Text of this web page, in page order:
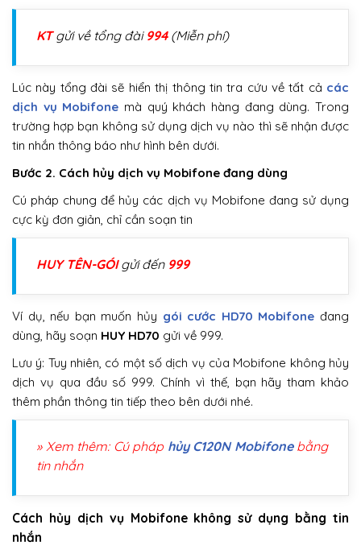
KTgửi về tổng đài 994(Miễn phí)
Lúc này tổng đài sẽ hiển thị thông tin tra cứu về tất cả các
dịch vụ Mobifone mà quý khách hàng đang dùng. Trong
trường hợp bạn không sử dụng dịch vụ nào thì sẽ nhận được
tin nhắn thông báo như hình bên dưới.
Bước 2. Cách hủy dịch vụ Mobifone đang dùng
Cú pháp chung để hủy các dịch vụ Mobifone đang sử dụng
cực kỳ đơn giản, chỉ cần soạn tin
HUY TÊN-GÓIgửi đến 999
Ví dụ, nếu bạn muốn hủy gói cước HD70 Mobifone đang
dùng, hãy soạn HUY HD70 gửi về 999.
Lưu ý: Tuy nhiên, có một số dịch vụ của Mobifone không hủy
dịch vụ qua đầu số 999. Chính vì thế, bạn hãy tham khảo
thêm phần thông tin tiếp theo bên dưới nhé.
» Xem thêm: Cú pháp hủy C120N Mobifonebằng
tin nhắn
Cách hủy dịch vụ Mobifone không sử dụng bằng tin
nhắn